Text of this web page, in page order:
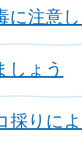
に注意
しょう
採りに